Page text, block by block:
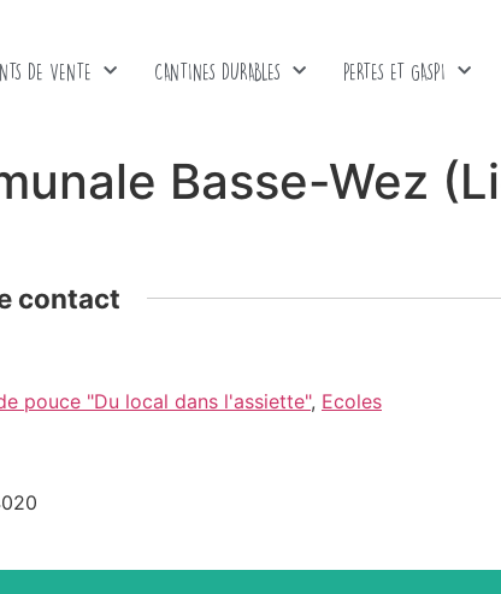
DE VENTE CANTINES DURABLES PERTES ET GASPI
Basse-Wez
contact
pouce "Du local dans l'assiette", Ecoles